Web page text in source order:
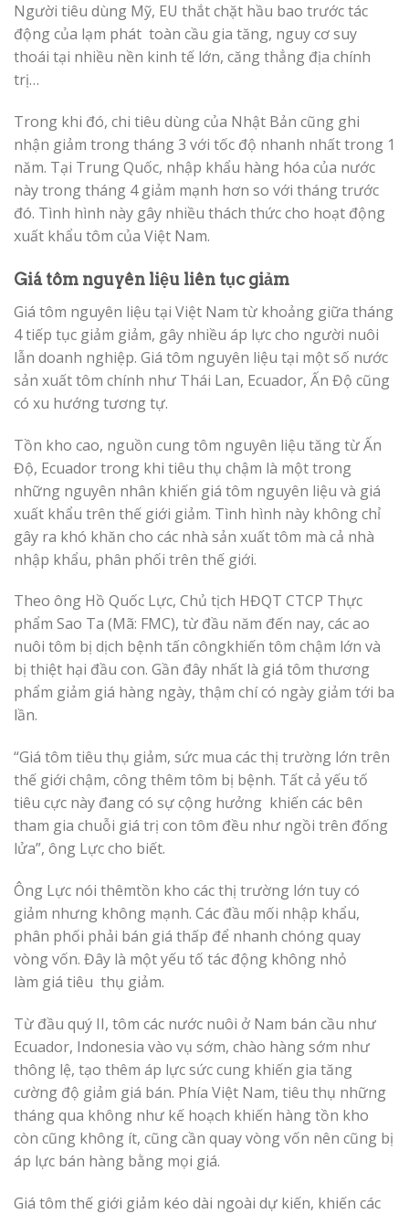
Người tiêu dùng Mỹ, EU thắt chặt hầu bao trước tác
động của lạm phát toàn cầu gia tăng, nguy cơ suy
thoái tại nhiều nền kinh tế lớn, căng thẳng địa chính
trị…
Trong khi đó, chi tiêu dùng của Nhật Bản cũng ghi
nhận giảm trong tháng 3 với tốc độ nhanh nhất trong 1
năm. Tại Trung Quốc, nhập khẩu hàng hóa của nước
này trong tháng 4 giảm mạnh hơn so với tháng trước
đó. Tình hình này gây nhiều thách thức cho hoạt động
xuất khẩu tôm của Việt Nam.
Giá tôm nguyên liệu liên tục giảm
Giá tôm nguyên liệu tại Việt Nam từ khoảng giữa tháng
4 tiếp tục giảm giảm, gây nhiều áp lực cho người nuôi
lẫn doanh nghiệp. Giá tôm nguyên liệu tại một số nước
sản xuất tôm chính như Thái Lan, Ecuador, Ấn Độ cũng
có xu hướng tương tự.
Tồn kho cao, nguồn cung tôm nguyên liệu tăng từ Ấn
Độ, Ecuador trong khi tiêu thụ chậm là một trong
những nguyên nhân khiến giá tôm nguyên liệu và giá
xuất khẩu trên thế giới giảm. Tình hình này không chỉ
gây ra khó khăn cho các nhà sản xuất tôm mà cả nhà
nhập khẩu, phân phối trên thế giới.
Theo ông Hồ Quốc Lực, Chủ tịch HĐQT CTCP Thực
phẩm Sao Ta (Mã: FMC), từ đầu năm đến nay, các ao
nuôi tôm bị dịch bệnh tấn côngkhiến tôm chậm lớn và
bị thiệt hại đầu con. Gần đây nhất là giá tôm thương
phẩm giảm giá hàng ngày, thậm chí có ngày giảm tới ba
lần.
“Giá tôm tiêu thụ giảm, sức mua các thị trường lớn trên
thế giới chậm, công thêm tôm bị bệnh. Tất cả yếu tố
tiêu cực này đang có sự cộng hưởng khiến các bên
tham gia chuỗi giá trị con tôm đều như ngồi trên đống
lửa”, ông Lực cho biết.
Ông Lực nói thêmtồn kho các thị trường lớn tuy có
giảm nhưng không mạnh. Các đầu mối nhập khẩu,
phân phối phải bán giá thấp để nhanh chóng quay
vòng vốn. Đây là một yếu tố tác động không nhỏ
làm giá tiêu thụ giảm.
Từ đầu quý II, tôm các nước nuôi ở Nam bán cầu như
Ecuador, Indonesia vào vụ sớm, chào hàng sớm như
thông lệ, tạo thêm áp lực sức cung khiến gia tăng
cường độ giảm giá bán. Phía Việt Nam, tiêu thụ những
tháng qua không như kế hoạch khiến hàng tồn kho
còn cũng không ít, cũng cần quay vòng vốn nên cũng bị
áp lực bán hàng bằng mọi giá.
Giá tôm thế giới giảm kéo dài ngoài dự kiến, khiến các